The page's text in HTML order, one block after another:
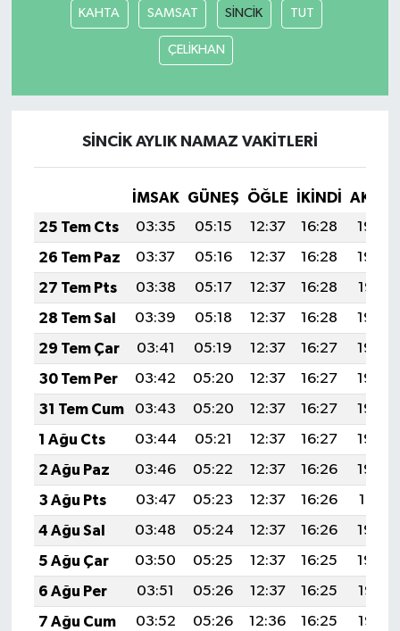
KAHTA SAMSAT SİNCİK TUT
ÇELİKHAN
SİNCİK AYLIK NAMAZ VAKITLERI
İMSAK GÜNEŞ ÖĞLE İKINDI
25 Tem Cts
03:35 05:15 12:37 16:28
19:49
26 Tem Paz
03:37 05:16 12:37 16:28
19:48
27 Tem Pts
03:38 05:17 12:37 16:28
19:47
28 Tem Sal
03:39 05:18 12:37 16:28
19:46
29 Tem Çar
03:41 05:19 12:37 16:27
19:45
30 Tem Per
03:42 05:20 12:37 16:27
19:45
31 Tem Cum
03:43 05:20 12:37 16:27
19:44
1 Ağu Cts
03:44 05:21 12:37 16:27
19:43
2 Ağu Paz
03:46 05:22 12:37 16:26
19:42
3 Ağu Pts
03:47 05:23 12:37 16:26
19:41
4 Ağu Sal
03:48 05:24 12:37 16:26
19:40
5 Ağu Çar
03:50 05:25 12:37 16:25
19:39
6 Ağu Per
03:51 05:26 12:37 16:25
19:38
7 Ağu Cum
03:52 05:26 12:36 16:25
19:36